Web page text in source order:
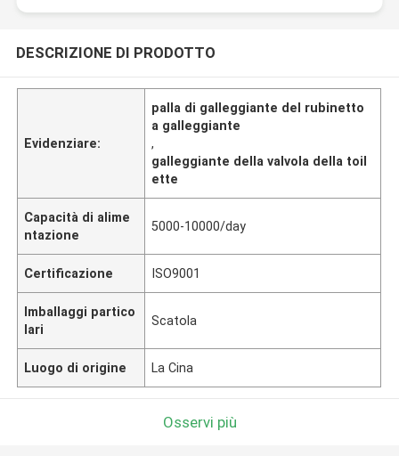
DESCRIZIONE DI PRODOTTO
Evidenziare:
palla di galleggiante del rubinetto
a galleggiante
,
galleggiante della valvola della toil
ette
Capacità di alime
ntazione
5000-10000/day
Certificazione ISO9001
Imballaggi partico
lari
Scatola
Luogo di origine La Cina
Osservi più